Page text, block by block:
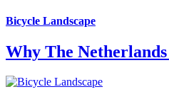
Bicycle Landscape
Why The